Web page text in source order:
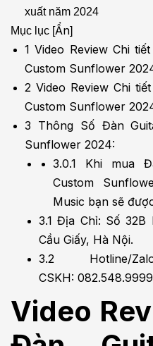
xuất năm 2024
Mục lục [Ẩn]
1 Video Review Chi
Custom Sunflower
2 Video Review Chi
Custom Sunflower
3 Thông Số Đàn
Sunflower 2024:
3.0.1 Khi mua
Custom
Music bạn sẽ
3.1 Địa Chỉ: Số 32B
Cầu Giấy, Hà Nội.
3.2 Hotline/
CSKH: 082.548.9999
Video